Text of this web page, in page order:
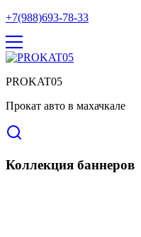
+7(988)693-78-33
PROKAT05
Прокат авто в махачкале
Коллекция баннеров